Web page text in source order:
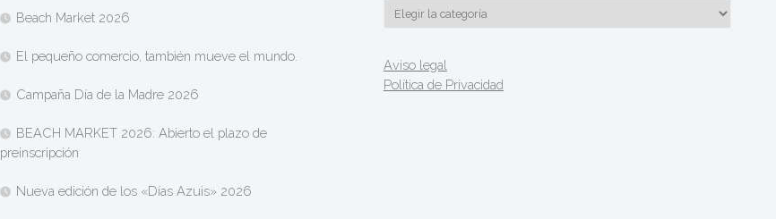
Beach Market 2026
El pequeño comercio, también mueve el mundo.
Campaña Día de la Madre 2026
BEACH MARKET 2026: Abierto el plazo de
preinscripción
Nueva edición de los «Días Azuis» 2026
Categorías
Aviso legal
Política de Privacidad